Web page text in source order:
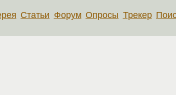
Статьи Форум Опросы Трекер